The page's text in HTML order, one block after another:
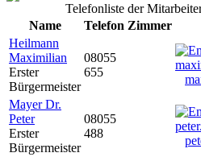
Telefonliste der
Name
Telefon Zimmer
Heilmann
Maximilian
Erster
Bürgermeister
08055
655
Mayer Dr.
Peter
Erster
Bürgermeister
08055
488